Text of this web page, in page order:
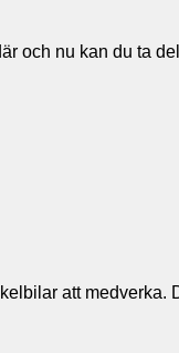
och nu kan du ta
att medverka.